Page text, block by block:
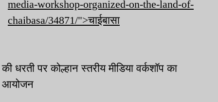
media-workshop-organized-on-the-land-of-
chaibasa/34871/">चाईबासा
की धरती पर कोल्हान स्तरीय मीडिया वर्कशॉप का
आयोजन